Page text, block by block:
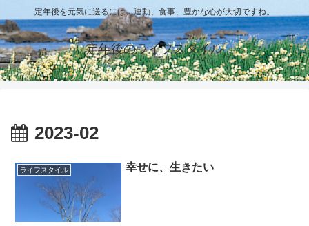
定年後を元気に送るには、運動、食事、豊かな心が大切ですね。
定年後のライフスタイル
2023-02
ライフスタイル 幸せに、生きたい